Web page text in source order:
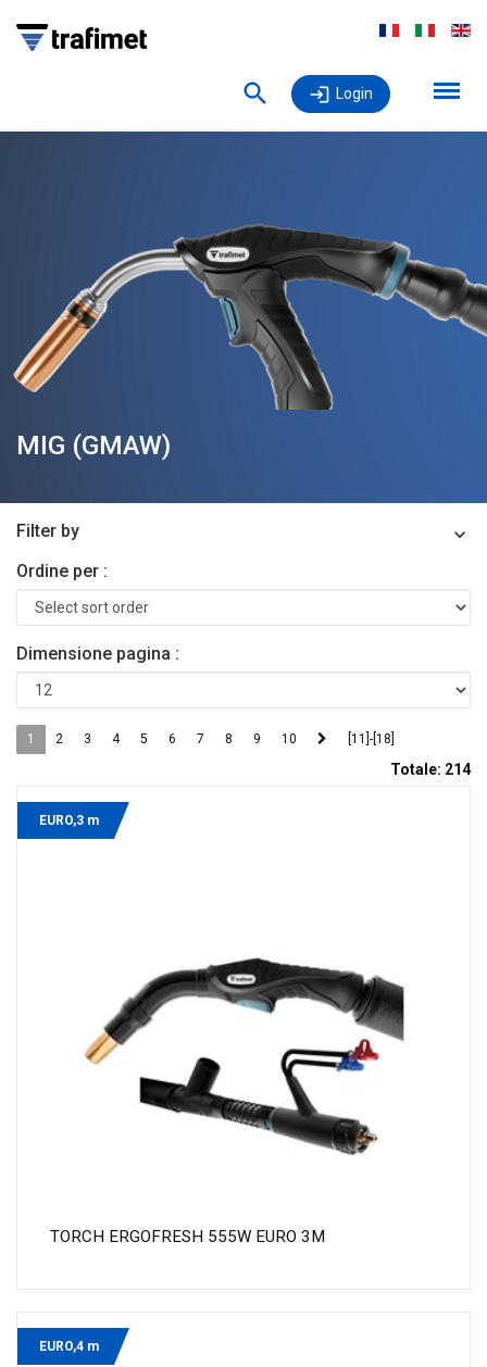
Login
MIG (GMAW)
Filter by
Ordine per :
Dimensione pagina :
1 2 3 4 5 6 7 8 9 10 [11]-[18]
Totale: 214
EURO,3 m
TORCH ERGOFRESH 555W EURO 3M
EURO,4 m